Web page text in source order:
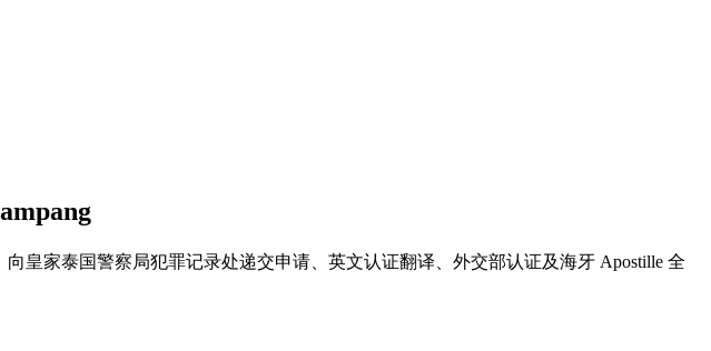
皇家泰国警察局犯罪记录处递交申请、英文认证翻译、外交部认证及海牙 Apostille 全